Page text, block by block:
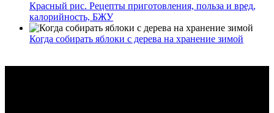
Красный рис. Рецепты приготовления, польза и вред,
калорийность, БЖУ
Когда собирать яблоки с дерева на хранение зимой